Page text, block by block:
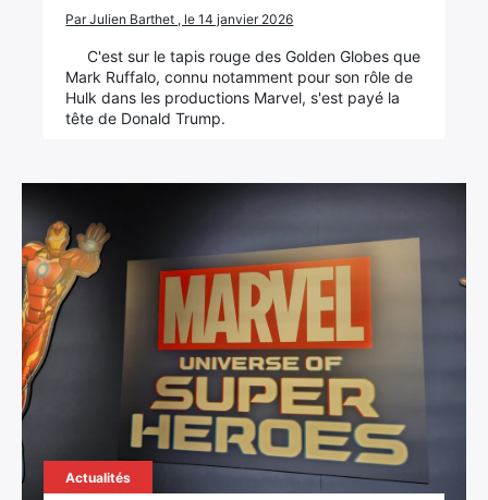
Par Julien Barthet , le 14 janvier 2026
C'est sur le tapis rouge des Golden Globes que
Mark Ruffalo, connu notamment pour son rôle de
Hulk dans les productions Marvel, s'est payé la
tête de Donald Trump.
Actualités